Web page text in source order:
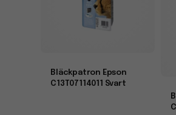
Bläckpatron Epson
C13T07114011 Svart